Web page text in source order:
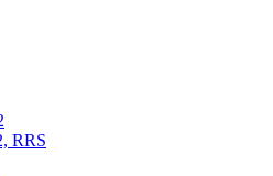
RRS